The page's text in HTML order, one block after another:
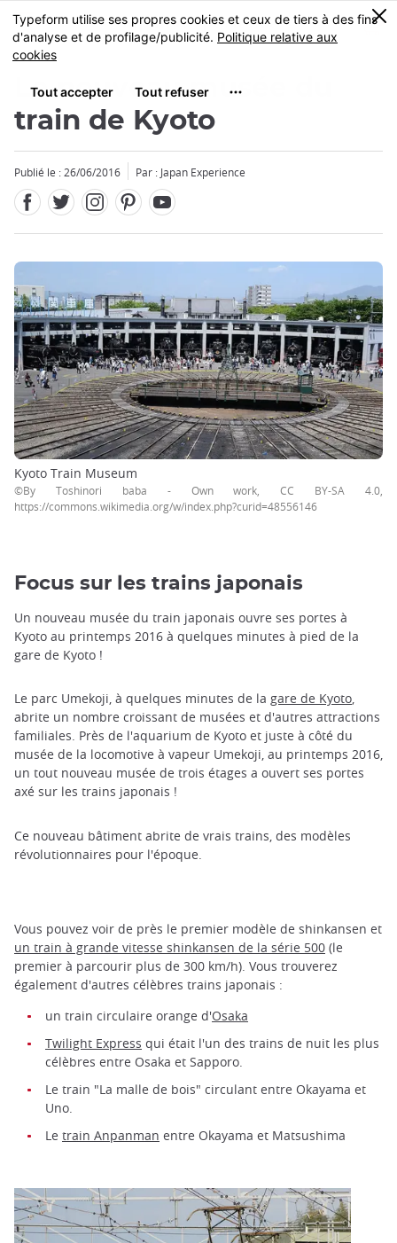
Skip
to
main
MENU
0
Le nouveau musée du
train de Kyoto
Publié le : 26/06/2016 Par : Japan Experience
Kyoto Train Museum
©By Toshinori baba - Own work, CC BY-SA 4.0,
https://commons.wikimedia.org/w/index.php?curid=48556146
Focus sur les trains japonais
Un nouveau musée du train japonais ouvre ses portes à
Kyoto au printemps 2016 à quelques minutes à pied de la
gare de Kyoto !
Le parc Umekoji, à quelques minutes de la gare de Kyoto,
abrite un nombre croissant de musées et d'autres attractions
familiales. Près de l'aquarium de Kyoto et juste à côté du
musée de la locomotive à vapeur Umekoji, au printemps 2016,
un tout nouveau musée de trois étages a ouvert ses portes
axé sur les trains japonais !
Ce nouveau bâtiment abrite de vrais trains, des modèles
révolutionnaires pour l'époque.
Vous pouvez voir de près le premier modèle de shinkansen et
un train à grande vitesse shinkansen de la série 500 (le
premier à parcourir plus de 300 km/h). Vous trouverez
également d'autres célèbres trains japonais :
un train circulaire orange d'Osaka
Twilight Express qui était l'un des trains de nuit les plus
célèbres entre Osaka et Sapporo.
Le train "La malle de bois" circulant entre Okayama et
Uno.
Le train Anpanman entre Okayama et Matsushima